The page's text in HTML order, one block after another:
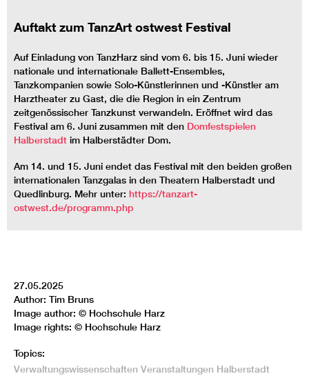
Auftakt zum TanzArt ostwest Festival
Auf Einladung von TanzHarz sind vom 6. bis 15. Juni wieder
nationale und internationale Ballett-Ensembles,
Tanzkompanien sowie Solo-Künstlerinnen und -Künstler am
Harztheater zu Gast, die die Region in ein Zentrum
zeitgenössischer Tanzkunst verwandeln. Eröffnet wird das
Festival am 6. Juni zusammen mit den Domfestspielen
Halberstadt im Halberstädter Dom.
Am 14. und 15. Juni endet das Festival mit den beiden großen
internationalen Tanzgalas in den Theatern Halberstadt und
Quedlinburg. Mehr unter: https://tanzart-
ostwest.de/programm.php
27.05.2025
Author: Tim Bruns
Image author: © Hochschule Harz
Image rights: © Hochschule Harz
Topics:
Verwaltungswissenschaften Veranstaltungen Halberstadt